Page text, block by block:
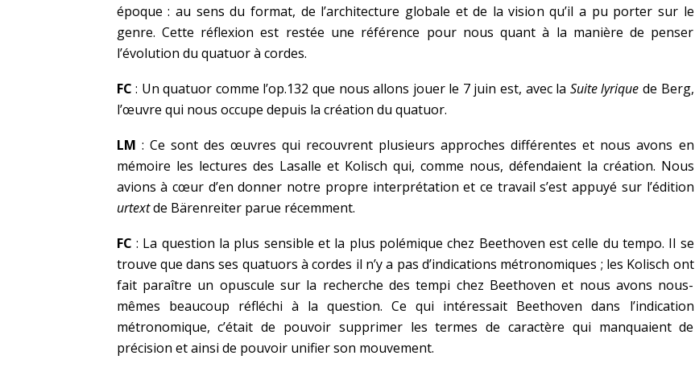
époque : au sens du format, de l’architecture globale et de la vision qu’il a pu porter sur le
genre. Cette réflexion est restée une référence pour nous quant à la manière de penser
l’évolution du quatuor à cordes.
FC : Un quatuor comme l’op.132 que nous allons jouer le 7 juin est, avec la Suite lyrique de Berg,
l’œuvre qui nous occupe depuis la création du quatuor.
LM : Ce sont des œuvres qui recouvrent plusieurs approches différentes et nous avons en
mémoire les lectures des Lasalle et Kolisch qui, comme nous, défendaient la création. Nous
avions à cœur d’en donner notre propre interprétation et ce travail s’est appuyé sur l’édition
urtextde Bärenreiter parue récemment.
FC : La question la plus sensible et la plus polémique chez Beethoven est celle du tempo. Il se
trouve que dans ses quatuors à cordes il n’y a pas d’indications métronomiques ; les Kolisch ont
fait paraître un opuscule sur la recherche des tempi chez Beethoven et nous avons nous-
mêmes beaucoup réfléchi à la question. Ce qui intéressait Beethoven dans l’indication
métronomique, c’était de pouvoir supprimer les termes de caractère qui manquaient de
précision et ainsi de pouvoir unifier son mouvement.